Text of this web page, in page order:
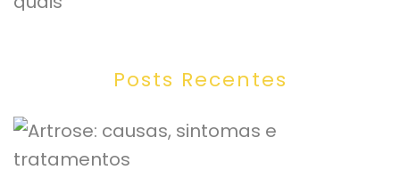
Posts Recentes